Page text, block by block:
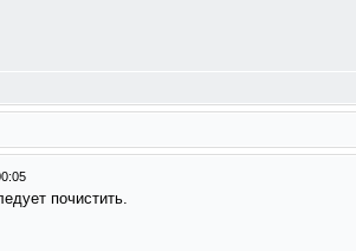
почистить.